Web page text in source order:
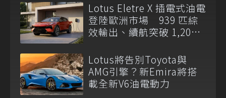
Lotus Eletre X 插電式油電
登陸歐洲市場 939 匹綜
效輸出、續航突破 1,200
Lotus將告別Toyota與
AMG引擎？新Emira將搭
載全新V6油電動力